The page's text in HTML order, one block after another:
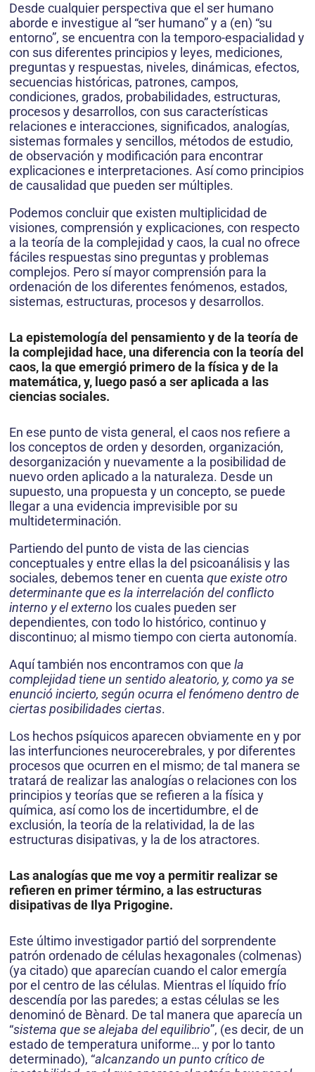
Desde cualquier perspectiva que el ser humano
aborde e investigue al “ser humano” y a (en) “su
entorno”, se encuentra con la temporo-espacialidad y
con sus diferentes principios y leyes, mediciones,
preguntas y res­puestas, niveles, dinámicas, efectos,
secuencias históricas, patrones, campos,
condiciones, grados, probabilidades, estructuras,
procesos y desarrollos, con sus características
relaciones e interacciones, significados, analogías,
sistemas formales y sencillos, métodos de estudio,
de observación y modificación para encontrar
explicaciones e interpretaciones. Así como prin­cipios
de causalidad que pueden ser múltiples.
Podemos concluir que existen multiplicidad de
visiones, comprensión y explicaciones, con respecto
a la teoría de la complejidad y caos, la cual no ofrece
fáciles respuestas sino preguntas y problemas
complejos. Pero sí mayor comprensión para la
ordenación de los diferentes fenómenos, estados,
sistemas, estructuras, procesos y desarrollos.
La epistemología del pensamiento y de la teoría de
la complejidad hace, una diferencia con la teoría del
caos, la que emergió primero de la física y de la
matemática, y, luego pasó a ser aplicada a las
ciencias sociales.
En ese punto de vista general, el caos nos refiere a
los conceptos de orden y desorden, organización,
desorganización y nuevamente a la posibilidad de
nuevo orden aplicado a la naturaleza. Desde un
supuesto, una propuesta y un concepto, se puede
llegar a una evidencia imprevisible por su
multideterminación.
Partiendo del punto de vista de las ciencias
conceptuales y entre ellas la del psicoanálisis y las
sociales, debemos tener en cuenta que existe otro
determinante que es la interrelación del conflicto
interno y el externo los cuales pueden ser
dependientes, con todo lo histórico, continuo y
discontinuo; al mismo tiempo con cierta autonomía.
Aquí también nos encontramos con que la
complejidad tiene un sentido aleatorio, y, como ya se
enunció incierto, según ocurra el fenómeno dentro de
ciertas posibilidades ciertas.
Los hechos psíquicos aparecen obviamente en y por
las interfunciones neurocerebrales, y por diferentes
procesos que ocurren en el mismo; de tal manera se
tratará de realizar las analogías o relaciones con los
principios y teorías que se refieren a la física y
química, así como los de incertidumbre, el de
exclusión, la teoría de la relatividad, la de las
estructuras disipativas, y la de los atractores.
Las analogías que me voy a permitir realizar se
refieren en primer término, a las estruc­turas
disipativas de Ilya Prigogine.
Este último investigador partió del sorprendente
patrón ordenado de células hexagonales (colmenas)
(ya citado) que aparecían cuando el calor emer­gía
por el centro de las células. Mientras el líquido frío
descendía por las paredes; a estas células se les
denominó de Bènard. De tal manera que aparecía un
“sistema que se alejaba del equilibrio”, (es decir, de un
estado de temperatura uniforme… y por lo tanto
determinado), “alcanzando un punto crítico de